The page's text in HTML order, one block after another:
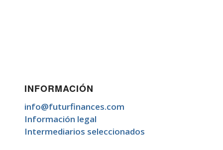
INFORMACIÓN
info@futurfinances.com
Información legal
Intermediarios seleccionados